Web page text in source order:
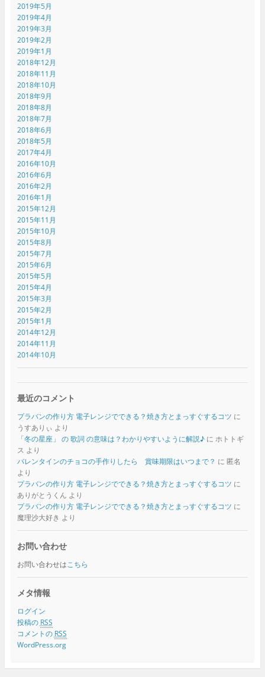
2019年5月
2019年4月
2019年3月
2019年2月
2019年1月
2018年12月
2018年11月
2018年10月
2018年9月
2018年8月
2018年7月
2018年6月
2018年5月
2017年4月
2016年10月
2016年6月
2016年2月
2016年1月
2015年12月
2015年11月
2015年10月
2015年8月
2015年7月
2015年6月
2015年5月
2015年4月
2015年3月
2015年2月
2015年1月
2014年12月
2014年11月
2014年10月
最近のコメント
プラバンの作り方 電子レンジでできる？焼き方とまっすぐするコツ に
うすありぃ より
「冬の星座」 の 歌詞 の意味は？わかりやすいように解説♪に ホトトギ
ス より
バレンタインのチョコの手作りしたら 賞味期限はいつまで？ に 匿名
より
プラバンの作り方 電子レンジでできる？焼き方とまっすぐするコツ に
ありがとうくん より
プラバンの作り方 電子レンジでできる？焼き方とまっすぐするコツ に
魔理沙大好き より
お問い合わせ
お問い合わせはこちら
メタ情報
ログイン
投稿の RSS
コメントの RSS
WordPress.org